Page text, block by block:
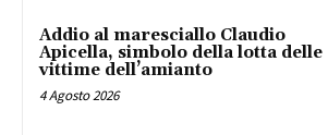
Addio al maresciallo Claudio
Apicella, simbolo della lotta delle
vittime dell’amianto
4 Agosto 2026